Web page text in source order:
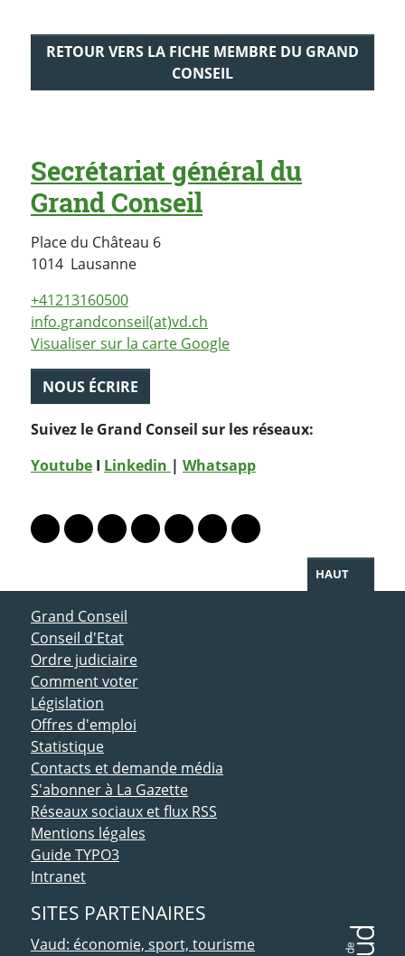
RETOUR VERS LA FICHE MEMBRE DU GRAND
CONSEIL
Secrétariat général du
Grand Conseil
Place du Château 6
1014 LausanneSuisse
+41213160500
info.grandconseil(at)vd.ch
Visualiser sur la carte Google
NOUS ÉCRIRE
Suivez le Grand Conseil sur les réseaux:
Youtube I Linkedin | Whatsapp
Lien vers le profil Mastodon
Lien vers le profil Bluesky
Lien vers le profil Instagram
Lien vers le profil Linkedin
Lien vers le profil Facebook
Lien vers le profil Twitter
Partager par WhatsApp
HAUT
ACCÈS DIRECT
Grand Conseil
Conseil d'Etat
Ordre judiciaire
Comment voter
Législation
Offres d'emploi
Statistique
Contacts et demande média
S'abonner à La Gazette
Réseaux sociaux et flux RSS
Mentions légales
Guide TYPO3
Intranet
SITES PARTENAIRES
Vaud: économie, sport, tourisme